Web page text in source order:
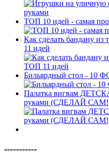
ТОП 10 идей - самая
Как сделать бандану
11 идей
Бильярдный стол - 10
Палатка вигвам
руками (СДЕЛАЙ
-----------